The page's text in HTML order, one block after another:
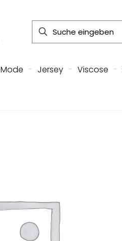
Mode - Jersey - Viscose -